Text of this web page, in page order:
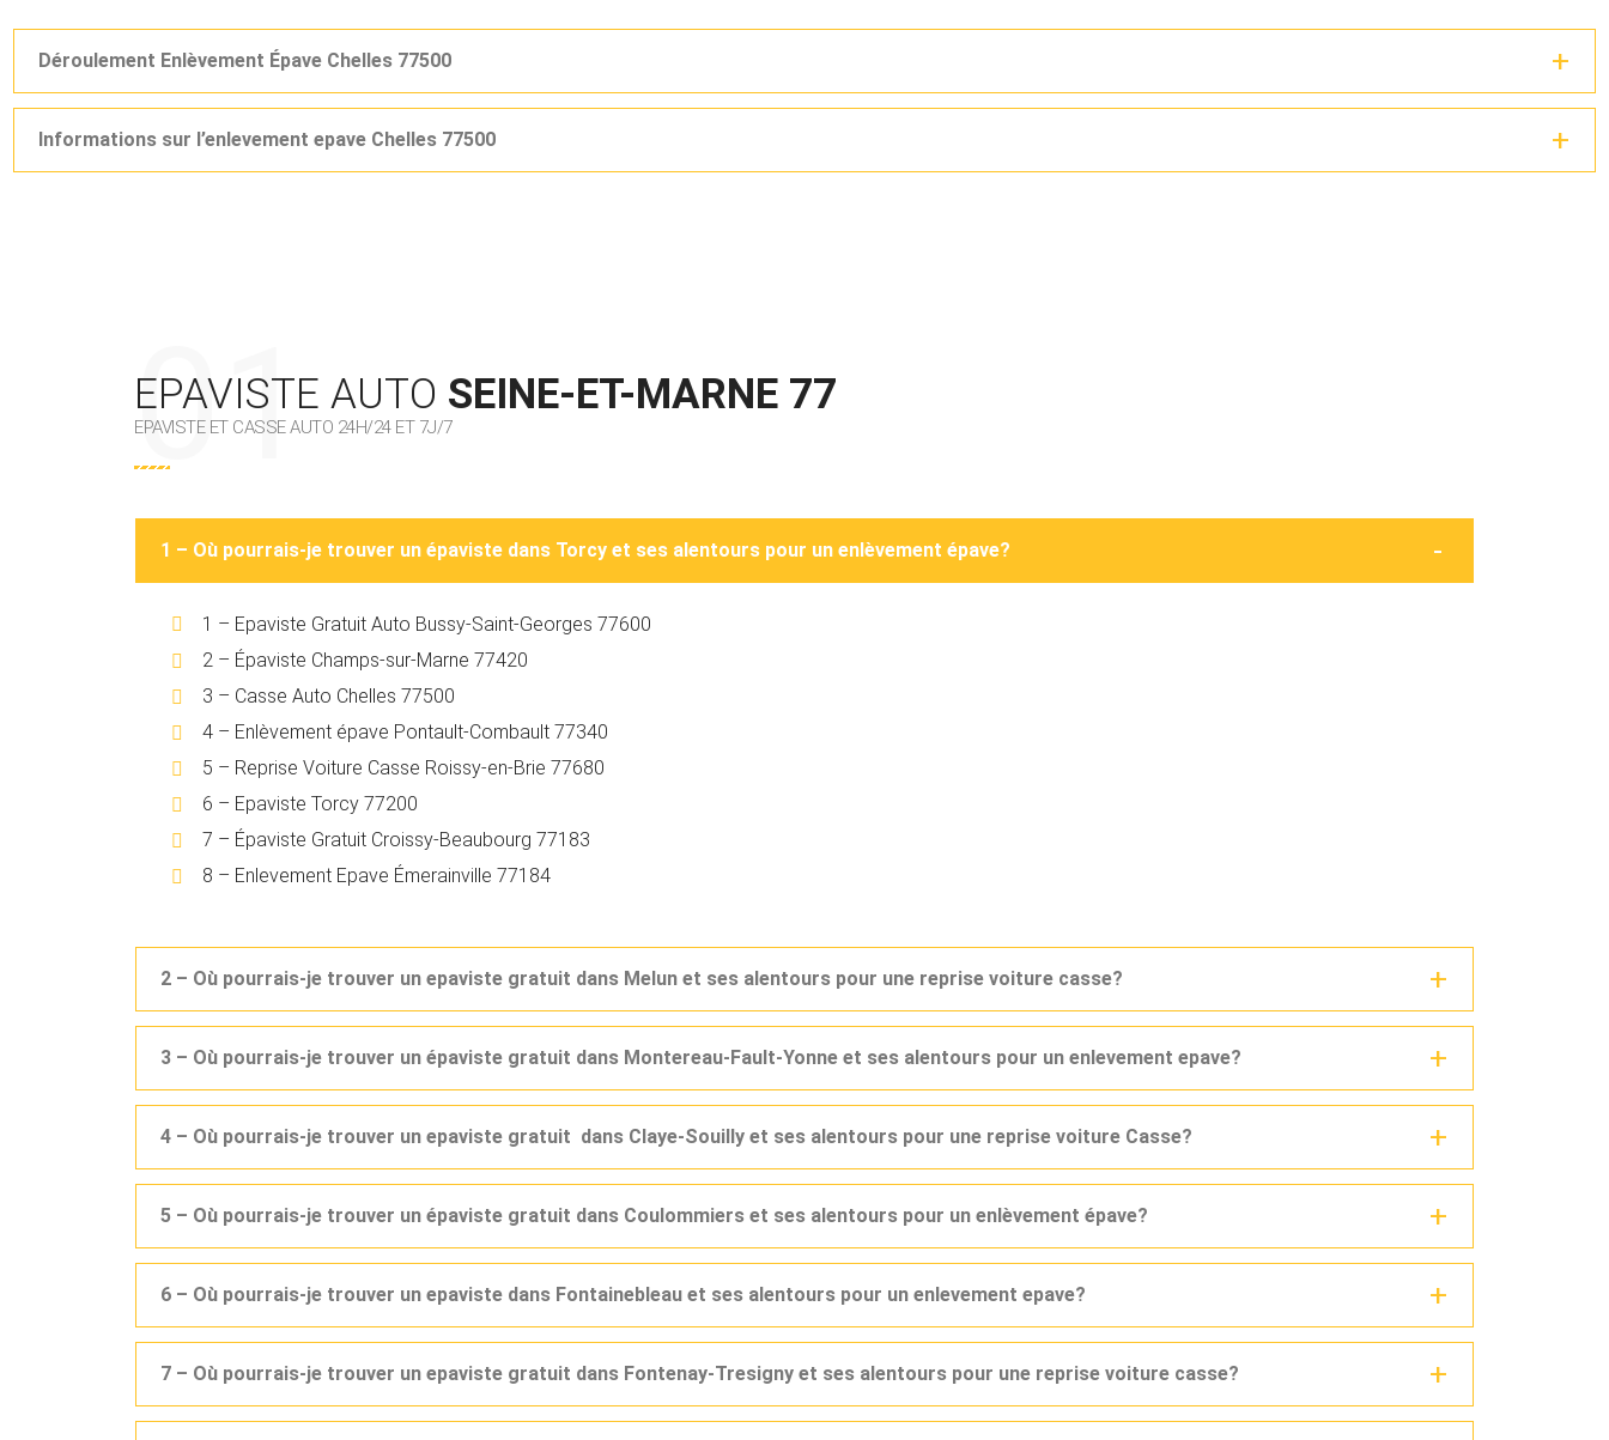
Déroulement Enlèvement Épave Chelles 77500
Informations sur l’enlevement epave Chelles 77500
EPAVISTE AUTO SEINE-ET-MARNE 77
EPAVISTE ET CASSE AUTO 24H/24 ET 7J/7
1 – Où pourrais-je trouver un épaviste dans Torcy et ses alentours pour un enlèvement épave?
1 – Epaviste Gratuit Auto Bussy-Saint-Georges 77600
2 – Épaviste Champs-sur-Marne 77420
3 – Casse Auto Chelles 77500
4 – Enlèvement épave Pontault-Combault 77340
5 – Reprise Voiture Casse Roissy-en-Brie 77680
6 – Epaviste Torcy 77200
7 – Épaviste Gratuit Croissy-Beaubourg 77183
8 – Enlevement Epave Émerainville 77184
2 – Où pourrais-je trouver un epaviste gratuit dans Melun et ses alentours pour une reprise voiture casse?
3 – Où pourrais-je trouver un épaviste gratuit dans Montereau-Fault-Yonne et ses alentours pour un enlevement epave?
4 – Où pourrais-je trouver un epaviste gratuit dans Claye-Souilly et ses alentours pour une reprise voiture Casse?
5 – Où pourrais-je trouver un épaviste gratuit dans Coulommiers et ses alentours pour un enlèvement épave?
6 – Où pourrais-je trouver un epaviste dans Fontainebleau et ses alentours pour un enlevement epave?
7 – Où pourrais-je trouver un epaviste gratuit dans Fontenay-Tresigny et ses alentours pour une reprise voiture casse?